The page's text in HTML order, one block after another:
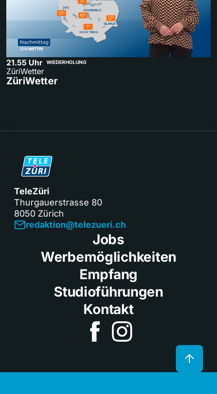
21.55 Uhr WIEDERHOLUNG
ZüriWetter
ZüriWetter
TeleZüri
Thurgauerstrasse 80
8050 Zürich
redaktion@telezueri.ch
Jobs
Werbemöglichkeiten
Empfang
Studioführungen
Kontakt